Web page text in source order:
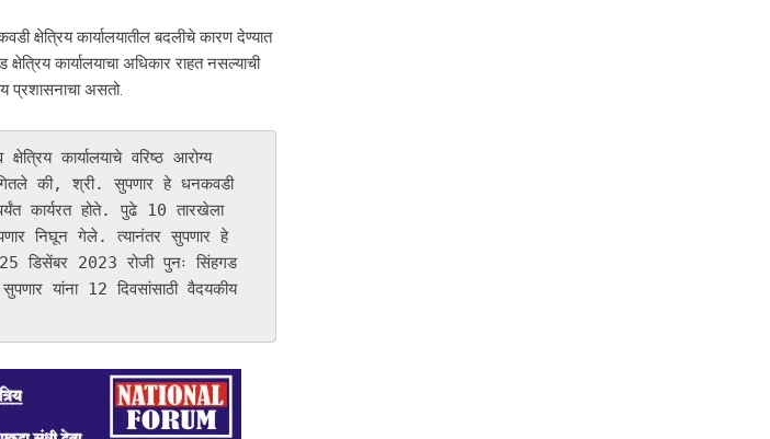
क्षेत्रिय कार्यालयातील बदलीचे कारण देण्यात
कार्यालयाचा अधिकार राहत नसल्याची
प्रशासनाचा असतो.
कार्यालयाचे वरिष्ठ आरोग्य
की, श्री. सुपणार हे धनकवडी
कार्यरत होते. पुढे 10 तारखेला
निघून गेले. त्यानंतर सुपणार हे
डिसेंबर 2023 रोजी पुनः सिंहगड
यांना 12 दिवसांसाठी वैदयकीय